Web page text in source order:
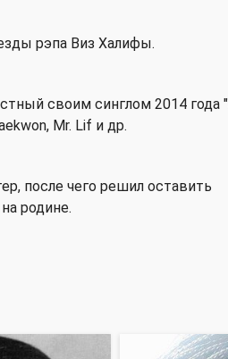
рэпа Виз Халифы.
своим синглом 2014 года
Mr. Lif и др.
после чего решил оставить
родине.